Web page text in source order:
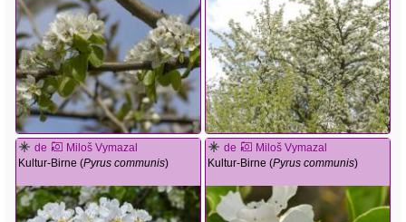
de
Miloš Vymazal
Kultur-Birne (Pyrus communis)
de
Miloš Vymazal
Kultur-Birne (Pyrus communis)